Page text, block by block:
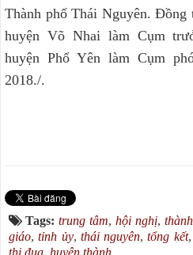
Thành phố Thái Nguyên.
huyện Võ Nhai làm Cụm
huyện Phổ Yên làm Cụm
2018./.
Việt
Ban
Tags: trung tâm, hội nghị,
giáo,tỉnh ủy, thái nguyên,tổng kết,
thi đua, huyện thành